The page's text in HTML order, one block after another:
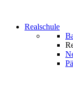
Realschule